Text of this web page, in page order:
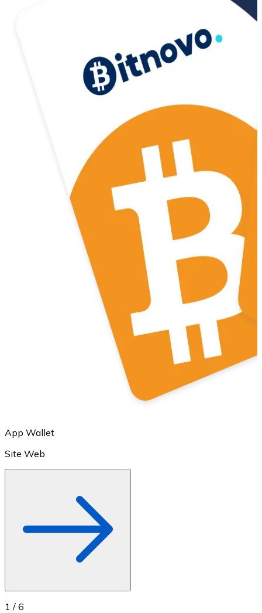
Voir toutes
Achetez des cryptomonnaies en espèces et d'autres
Acheter avec espèces
Virement SEPA
Ajoutez des fonds à votre compte Bitnovo ou
App Wallet
Site Web
1 / 6